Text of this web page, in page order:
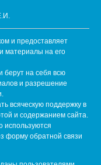
и предоставляет
материалы на его
берут на себя всю
и разрешение
всяческую поддержку в
и содержанием сайта.
используются
форму обратной связи